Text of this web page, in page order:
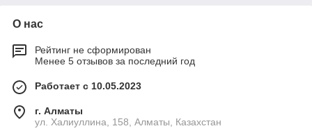
О нас
Рейтинг не сформирован
Менее 5 отзывов за последний год
Работает с 10.05.2023
г. Алматы
ул. Халиуллина, 158, Алматы, Казахстан